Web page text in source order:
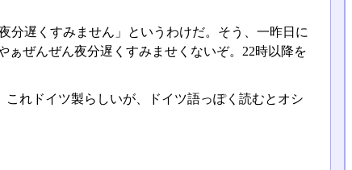
分遅くすみません」というわけだ。そう、一昨日に
ぁぜんぜん夜分遅くすみませくないぞ。22時以降を
れドイツ製らしいが、ドイツ語っぽく読むとオシ